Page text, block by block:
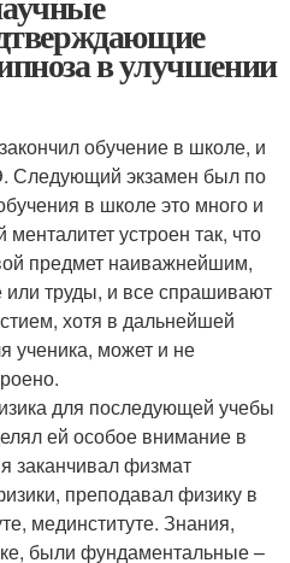
в улучшении
обучение в школе, и
Следующий экзамен был по
в школе это много и
устроен так, что
предмет наиважнейшим,
или труды, и все спрашивают
хотя в дальнейшей
ученика, может и не
для последующей учебы
ей особое внимание в
заканчивал физмат
преподавал физику в
мединституте. Знания,
были фундаментальные –